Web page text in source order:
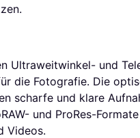
Ultraweitwinkel- und
die Fotografie. Die
scharfe und klare
und ProRes-
Videos.